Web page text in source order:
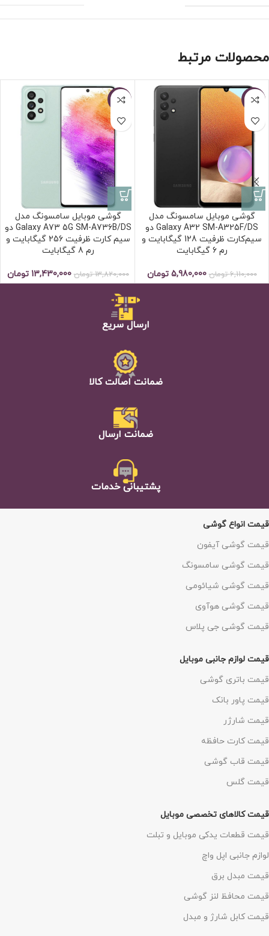
محصولات مرتبط
-2%
گوشی موبایل سامسونگ مدل
Galaxy A32 SM-A325F/DS دو
سیم‌کارت ظرفیت 128 گیگابایت و
رم 6 گیگابایت
6,110,000 تومان 5,980,000 تومان
-3%
گوشی موبایل سامسونگ مدل
Galaxy A73 5G SM-A736B/DS دو
سیم کارت ظرفیت 256 گیگابایت و
رم 8 گیگابایت
13,820,000 تومان 13,430,000 تومان
ارسال سریع
ضمانت اصالت كالا
ضمانت ارسال
پشتيبانی خدمات
قیمت انواع گوشی
قیمت گوشی آیفون
قیمت گوشی سامسونگ
قیمت گوشی شیائومی
قیمت گوشی هوآوی
قیمت گوشی جی پلاس
قیمت لوازم جانبی موبایل
قیمت باتری گوشی
قیمت پاور بانک
قیمت شارژر
قیمت کارت حافظه
قیمت قاب گوشی
قیمت گلس
قیمت کالاهای تخصصی موبایل
قیمت قطعات یدکی موبایل و تبلت
لوازم جانبی اپل واچ
قیمت مبدل برق
قیمت محافظ لنز گوشی
قیمت کابل شارژ و مبدل